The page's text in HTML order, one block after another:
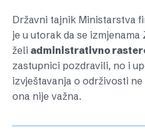
Državni tajnik Ministarstva
je u utorak da se
želi administrativno
zastupnici pozdravili, no i
izvještavanja o održivosti
ona nije važna.